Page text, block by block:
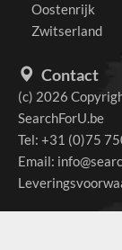
Oostenrijk
Zwitserland
Contact
(c) 2026
SearchForU.be
Tel: +31 (0)75
Email: